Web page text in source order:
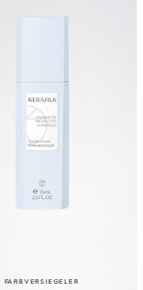
FARBVERSIEGELER